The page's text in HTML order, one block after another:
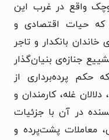
واقع در غرب این
که حیات اقتصادی و
بانکدار و تاجر
جنازه‌ی بنیان‌گذار
حکم پرده‌برداری از
غله، کارمندان و
در آن با جزئیات
معاملات پشت‌پرده و